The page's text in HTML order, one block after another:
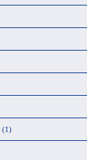
(1)